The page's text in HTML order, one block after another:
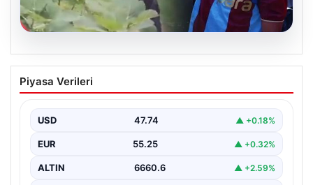
07.08.2026
Trabzonlu Teyzenin Mohamed Salah’a
Yönelik Sıcak Yaklaşımı Gülümsetti
Salah, bir reklam filmi çekimi için Trabzon'un Araklı…
Piyasa Verileri
USD 47.74 ▲ +0.18%
EUR 55.25 ▲ +0.32%
ALTIN 6660.6 ▲ +2.59%